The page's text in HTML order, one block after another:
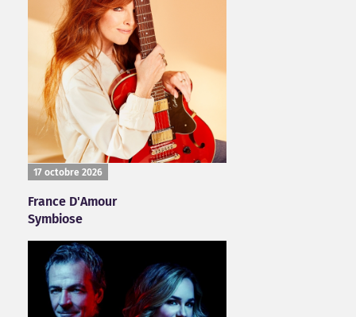
17 octobre 2026
France D'Amour
Symbiose